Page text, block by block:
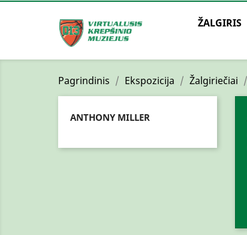
ŽALGIRIS
Pagrindinis Ekspozicija Žalgiriečiai
ANTHONY MILLER